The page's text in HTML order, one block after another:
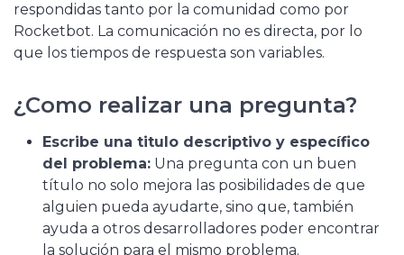
respondidas tanto por la comunidad como por
Rocketbot. La comunicación no es directa, por lo
que los tiempos de respuesta son variables.
¿Como realizar una pregunta?
Escribe una titulo descriptivo y específico
del problema: Una pregunta con un buen
título no solo mejora las posibilidades de que
alguien pueda ayudarte, sino que, también
ayuda a otros desarrolladores poder encontrar
la solución para el mismo problema.